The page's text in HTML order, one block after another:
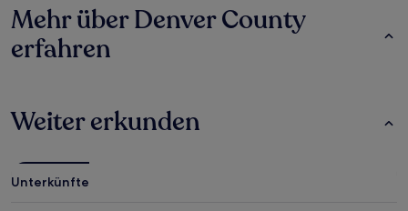
Mehr über Denver County
erfahren
Weiter erkunden
Unterkünfte